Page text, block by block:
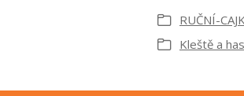
RUČNÍ-
Kleště a